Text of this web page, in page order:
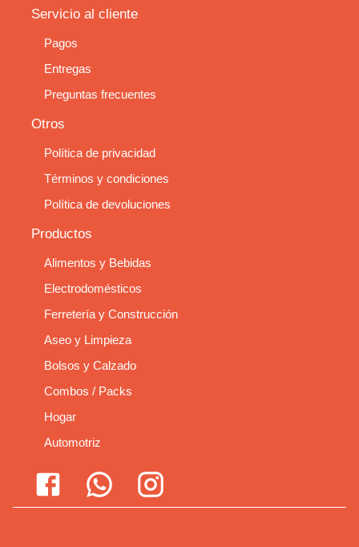
Servicio al cliente
Pagos
Entregas
Preguntas frecuentes
Otros
Política de privacidad
Términos y condiciones
Política de devoluciones
Productos
Alimentos y Bebidas
Electrodomésticos
Ferretería y Construcción
Aseo y Limpieza
Bolsos y Calzado
Combos / Packs
Hogar
Automotriz